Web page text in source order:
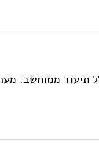
תיעוד ממוחשב.